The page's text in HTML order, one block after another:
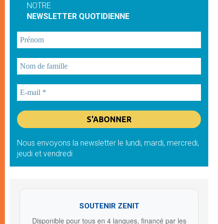
NOTRE
NEWSLETTER QUOTIDIENNE
Nous envoyons la newsletter le lundi, mardi, mercredi,
jeudi et vendredi
SOUTENIR ZENIT
Disponible pour tous en 4 langues, financé par les